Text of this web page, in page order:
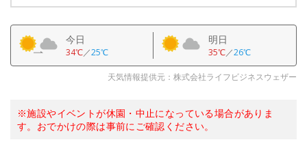
今日
34℃／25℃
明日
35℃／26℃
天気情報提供元：株式会社ライフビジネスウェザー
※施設やイベントが休園・中止になっている場合がありま
す。おでかけの際は事前にご確認ください。